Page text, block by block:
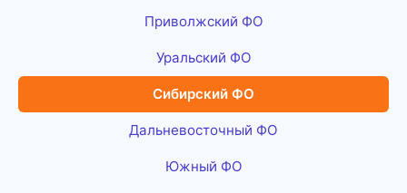
Приволжский ФО
Уральский ФО
Сибирский ФО
Дальневосточный ФО
Южный ФО